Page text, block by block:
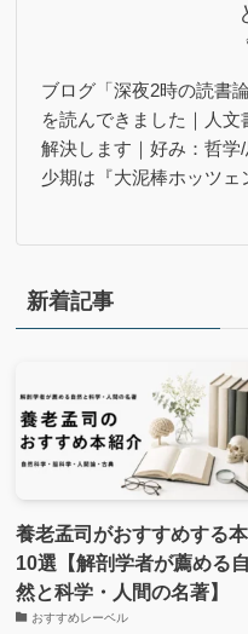
ブログ「深夜2時の読書
を読んできました｜人
解決します｜好み：哲学
少期は『大泥棒ホッツェ
新着記事
養老孟司がおすすめする本
10選【解剖学者が薦める自
然と科学・人間の名著】
おすすめレーベル